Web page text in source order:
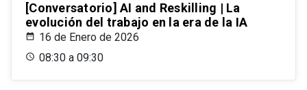
[Conversatorio] AI and Reskilling | La
evolución del trabajo en la era de la IA
16 de Enero de 2026
08:30 a 09:30